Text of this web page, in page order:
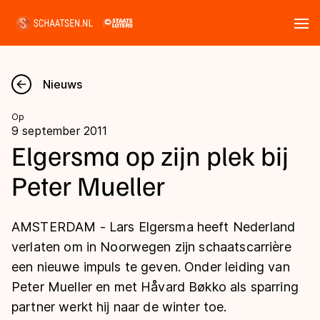
Nieuws
Kalender
Disciplines
Langebaan
Shorttrack
Inlineskaten
Uitslagen
Langebaan
Shorttrack
Marathon
Tijden & historie
Ranglijsten Langebaan
Nieuws
Op
9 september 2011
Elgersma op zijn plek bij
Peter Mueller
AMSTERDAM - Lars Elgersma heeft Nederland
verlaten om in Noorwegen zijn schaatscarrière
een nieuwe impuls te geven. Onder leiding van
Peter Mueller en met Håvard Bøkko als sparring
partner werkt hij naar de winter toe.